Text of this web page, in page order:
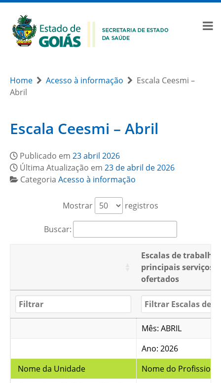
Home Acesso à informação
Escala Ceesmi –
Abril
Escala Ceesmi – Abril
Publicado em 23 abril 2026
Última Atualização em 23 de abril de 2026
Categoria Acesso à informação
Mostrar registros
Buscar:
Escalas de trabalho
principais serviços
ofertados
Mês: ABRIL
Ano: 2026
Nome da Unidade
Nome do